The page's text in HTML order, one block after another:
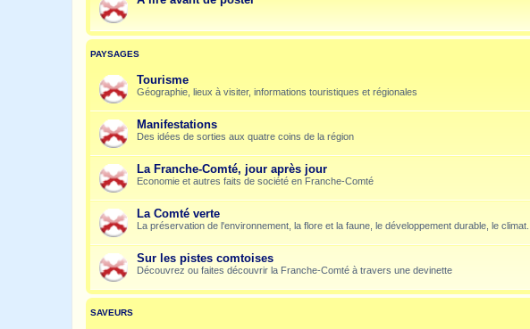
PAYSAGES
Tourisme
Géographie, lieux à visiter, informations touristiques et régionales
Manifestations
Des idées de sorties aux quatre coins de la région
La Franche-Comté, jour après jour
Economie et autres faits de société en Franche-Comté
La Comté verte
La préservation de l'environnement, la flore et la faune, le développement durable, le climat...
Sur les pistes comtoises
Découvrez ou faites découvrir la Franche-Comté à travers une devinette
SAVEURS